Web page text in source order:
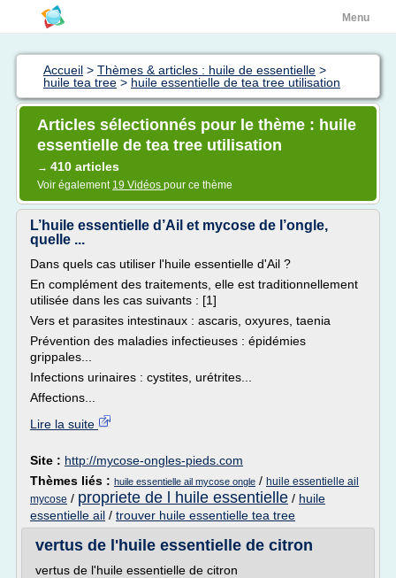
Menu
Accueil > Thèmes & articles : huile de essentielle >
huile tea tree > huile essentielle de tea tree utilisation
Articles sélectionnés pour le thème : huile
essentielle de tea tree utilisation
→ 410 articles
Voir également 19 Vidéos pour ce thème
L’huile essentielle d’Ail et mycose de l’ongle,
quelle ...
Dans quels cas utiliser l'huile essentielle d'Ail ?
En complément des traitements, elle est traditionnellement
utilisée dans les cas suivants : [1]
Vers et parasites intestinaux : ascaris, oxyures, taenia
Prévention des maladies infectieuses : épidémies
grippales...
Infections urinaires : cystites, urétrites...
Affections...
Lire la suite
Site : http://mycose-ongles-pieds.com
Thèmes liés : huile essentielle ail mycose ongle / huile essentielle ail
mycose / propriete de l huile essentielle / huile
essentielle ail / trouver huile essentielle tea tree
vertus de l'huile essentielle de citron
vertus de l'huile essentielle de citron